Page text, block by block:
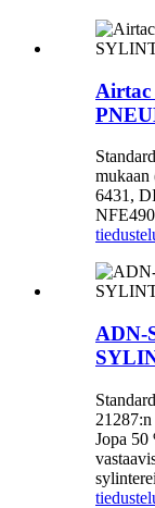
mukaan
6431,
ADN-
Jopa 50